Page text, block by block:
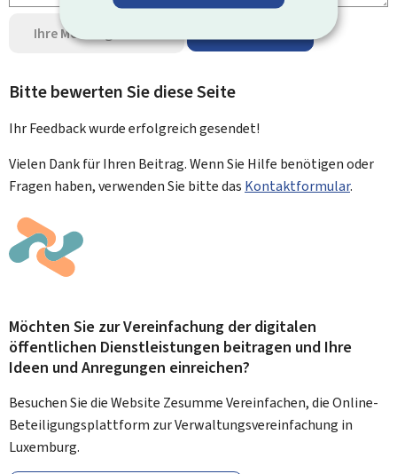
Ihre Meinung senden
Bitte bewerten Sie diese Seite
Ihr Feedback wurdeerfolgreichgesendet!
Vielen Dank für Ihren Beitrag. Wenn Sie Hilfe benötigen oder
Fragen haben, verwenden Sie bitte das Kontaktformular.
Möchten Sie zur Vereinfachung der digitalen
öffentlichen Dienstleistungen beitragen und Ihre
Ideen und Anregungen einreichen?
Besuchen Sie die Website Zesumme Vereinfachen, die Online-
Beteiligungsplattform zur Verwaltungsvereinfachung in
Luxemburg.